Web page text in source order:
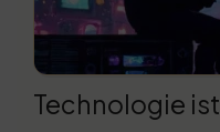
Technologie